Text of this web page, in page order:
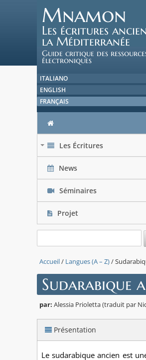
Mnamon
Les écritures
la Méditerranée
Guide critique des
électroniques
ITALIANO
ENGLISH
FRANÇAIS
Les Écritures
News
Séminaires
Projet
Accueil/ Langues (A – Z)/
Sudarabique
par: Alessia Prioletta (traduit par
Présentation
Le sudarabique ancien est